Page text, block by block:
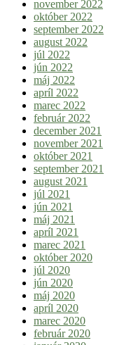
november 2022
október 2022
september 2022
august 2022
júl 2022
jún 2022
máj 2022
apríl 2022
marec 2022
február 2022
december 2021
november 2021
október 2021
september 2021
august 2021
júl 2021
jún 2021
máj 2021
apríl 2021
marec 2021
október 2020
júl 2020
jún 2020
máj 2020
apríl 2020
marec 2020
február 2020